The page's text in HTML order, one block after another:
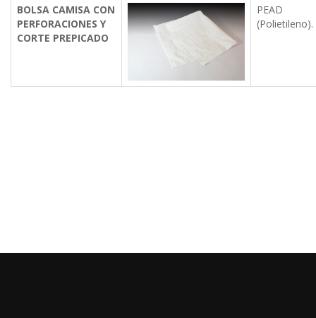
BOLSA CAMISA CON
PERFORACIONES Y
CORTE PREPICADO
PEAD
(Polietileno).